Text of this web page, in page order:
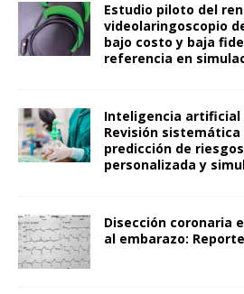
Estudio piloto del
videolaringoscopio
bajo costo y baja
referencia en
Inteligencia artificial
Revisión
predicción de
personalizada y
Disección coronaria
al embarazo: